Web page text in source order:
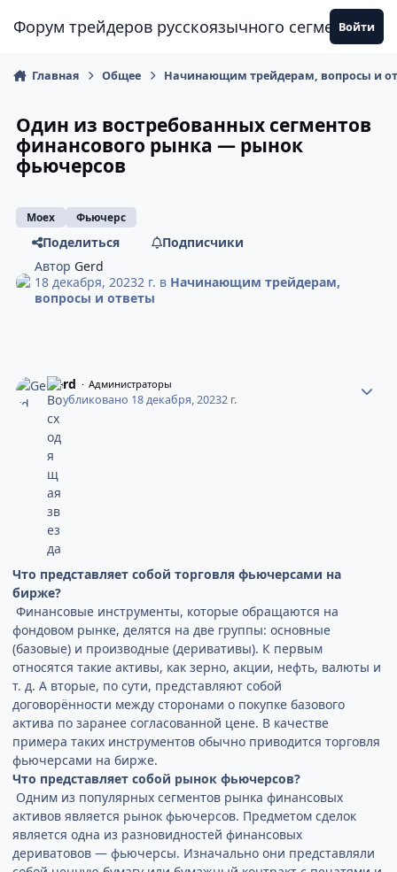
Форум трейдеров русскоязычного сегмента
Войти
Главная Общее Начинающим трейдерам, вопросы и
Один из востребованных сегментов
финансового рынка — рынок
фьючерсов
Moex Фьючерс
Поделиться
Подписчики
Автор Gerd
18 декабря, 20232 г. в Начинающим трейдерам,
вопросы и ответы
Gerd Администраторы
Опубликовано 18 декабря, 20232 г.
Что представляет собой торговля фьючерсами на
бирже?
Финансовые инструменты, которые обращаются на
фондовом рынке, делятся на две группы: основные
(базовые) и производные (деривативы). К первым
относятся такие активы, как зерно, акции, нефть, валюты и
т. д. А вторые, по сути, представляют собой
договорённости между сторонами о покупке базового
актива по заранее согласованной цене. В качестве
примера таких инструментов обычно приводится торговля
фьючерсами на бирже.
Что представляет собой рынок фьючерсов?
Одним из популярных сегментов рынка финансовых
активов является рынок фьючерсов. Предметом сделок
является одна из разновидностей финансовых
дериватовов — фьючерсы. Изначально они представляли